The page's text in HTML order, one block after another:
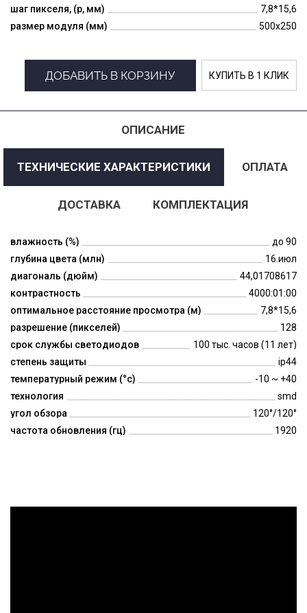
шаг пикселя, (p, мм)
7,8*15,6
размер модуля (мм)
500x250
ДОБАВИТЬ В КОРЗИНУ КУПИТЬ В 1 КЛИК
ОПИСАНИЕ
ТЕХНИЧЕСКИЕ ХАРАКТЕРИСТИКИ ОПЛАТА
ДОСТАВКА КОМПЛЕКТАЦИЯ
влажность (%)
до 90
глубина цвета (млн)
16.июл
диагональ (дюйм)
44,01708617
контрастность
4000:01:00
оптимальное расстояние просмотра (м)
7,8*15,6
разрешение (пикселей)
128
срок службы светодиодов
100 тыс. часов (11 лет)
степень защиты
ip44
температурный режим (°c)
-10 ~ +40
технология
smd
угол обзора
120°/120°
частота обновления (гц)
1920